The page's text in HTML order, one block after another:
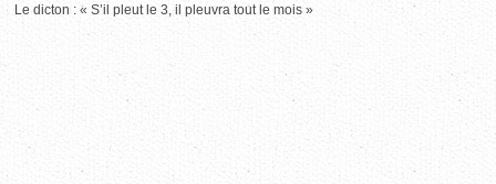
Le dicton : « S’il pleut le 3, il pleuvra tout le mois »